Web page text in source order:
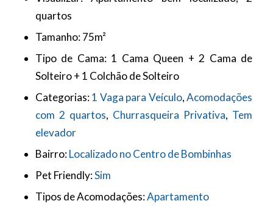
quartos
Tamanho:75m²
Tipo de Cama:1 Cama Queen + 2 Cama de
Solteiro + 1 Colchão de Solteiro
Categorias:1 Vaga para Veículo,Acomodações
com 2 quartos, Churrasqueira Privativa, Tem
elevador
Bairro:Localizado no Centro de Bombinhas
Pet Friendly:Sim
Tipos de Acomodações:Apartamento